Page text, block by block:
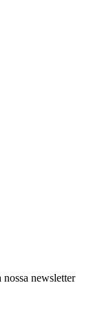
newsletter